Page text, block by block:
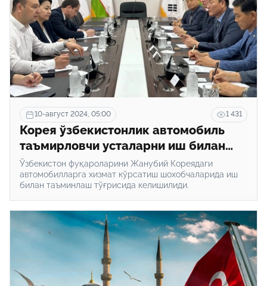
10-август 2024, 05:00 1 431
Корея ўзбекистонлик автомобиль
таъмирловчи усталарни иш билан
таъминлайди
Ўзбекистон фуқароларини Жанубий Кореядаги
автомобилларга хизмат кўрсатиш шохобчаларида иш
билан таъминлаш тўғрисида келишилиди.